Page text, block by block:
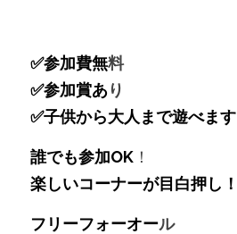
✅参加費無料
✅参加賞あり
✅子供から大人まで遊べます
誰でも参加OK ！
楽しいコーナーが目白押し！
フリーフォーオール